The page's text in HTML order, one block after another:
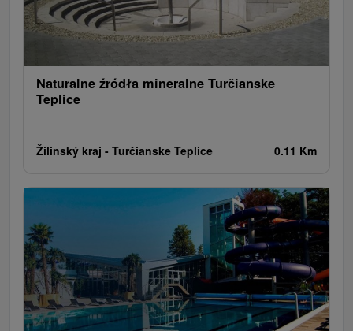
Rafting, rafting, rafting
Obiekty architektoniczne
Ośrodek narciarski
Pola golfowe
Tory gokartowe
Amfiteatry i kina w przyrodzie
Naturalne źródła mineralne Turčianske
Teplice
Žilinský kraj - Turčianske Teplice 0.11 Km